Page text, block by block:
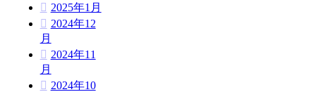
2025年1月
2024年12
月
2024年11
月
2024年10